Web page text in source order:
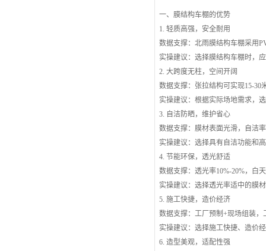
一、膜结构车棚的优势
1. 轻质高强，安全耐用
数据支撑：北雨膜结构车棚采用
实操建议：选择膜结构车棚时，
2. 大跨度无柱，空间开阔
数据支撑：张拉结构可实现15-30
实操建议：根据实际场地需求，
3. 自洁防晒，维护省心
数据支撑：膜材表面光滑，自洁
实操建议：选择具有自洁功能和
4. 节能环保，透光舒适
数据支撑：透光率10%-20%，白
实操建议：选择透光率适中的膜
5. 施工快捷，造价经济
数据支撑：工厂预制+现场组装，
实操建议：选择施工快捷、造价
6. 造型美观，适配性强